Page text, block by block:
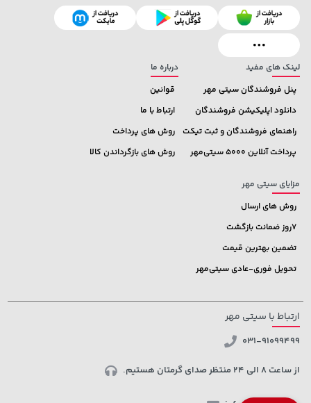
لینک های مفید
پنل فروشندگان سیتی مهر
دانلود اپلیکیشن فروشندگان
راهنمای فروشندگان و ثبت تیکت
پرداخت آنلاین 5000 سیتی‌مهر
درباره ما
قوانین
ارتباط با ما
روش های پرداخت
روش های بازگرداندن کالا
مزایای سیتی مهر
روش های ارسال
7روز ضمانت بازگشت
تضمین بهترین قیمت
تحویل فوری-عادی سیتی‌مهر
ارتباط با سیتی مهر
031-91099499
از ساعت 8 الی 24 منتظر صدای گرمتان هستیم.